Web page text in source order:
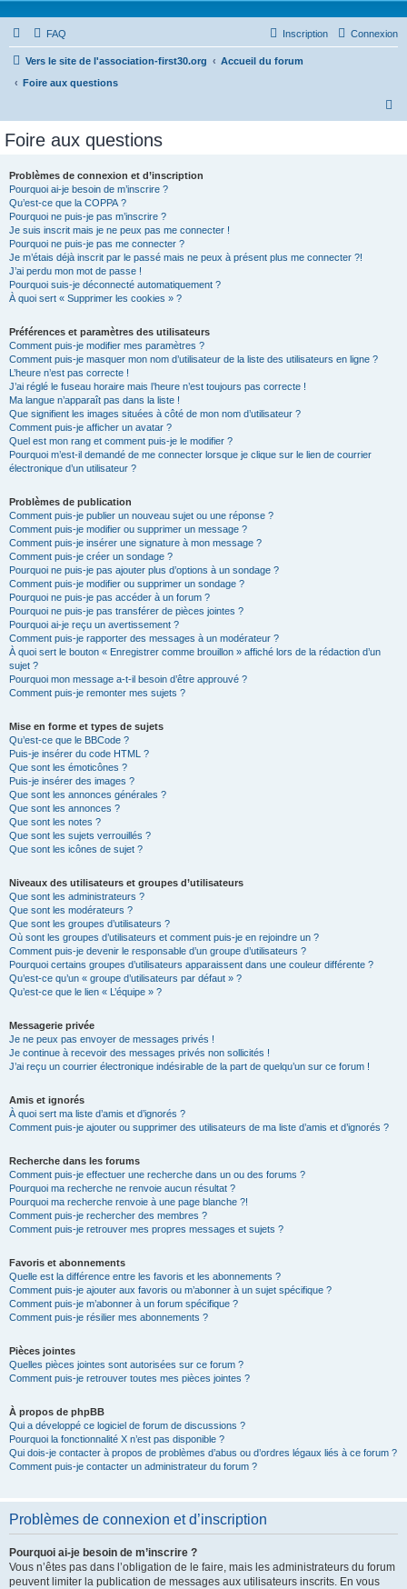
FAQ Connexion
Inscription
Vers le site de l'association-first30.org
Accueil du forum
Foire aux questions
Foire aux questions
Problèmes de connexion et d’inscription
Pourquoi ai-je besoin de m’inscrire ?
Qu’est-ce que la COPPA ?
Pourquoi ne puis-je pas m’inscrire ?
Je suis inscrit mais je ne peux pas me connecter !
Pourquoi ne puis-je pas me connecter ?
Je m’étais déjà inscrit par le passé mais ne peux à présent plus me connecter ?!
J’ai perdu mon mot de passe !
Pourquoi suis-je déconnecté automatiquement ?
À quoi sert « Supprimer les cookies » ?
Préférences et paramètres des utilisateurs
Comment puis-je modifier mes paramètres ?
Comment puis-je masquer mon nom d’utilisateur de la liste des utilisateurs en ligne ?
L’heure n’est pas correcte !
J’ai réglé le fuseau horaire mais l’heure n’est toujours pas correcte !
Ma langue n’apparaît pas dans la liste !
Que signifient les images situées à côté de mon nom d’utilisateur ?
Comment puis-je afficher un avatar ?
Quel est mon rang et comment puis-je le modifier ?
Pourquoi m’est-il demandé de me connecter lorsque je clique sur le lien de courrier
électronique d’un utilisateur ?
Problèmes de publication
Comment puis-je publier un nouveau sujet ou une réponse ?
Comment puis-je modifier ou supprimer un message ?
Comment puis-je insérer une signature à mon message ?
Comment puis-je créer un sondage ?
Pourquoi ne puis-je pas ajouter plus d’options à un sondage ?
Comment puis-je modifier ou supprimer un sondage ?
Pourquoi ne puis-je pas accéder à un forum ?
Pourquoi ne puis-je pas transférer de pièces jointes ?
Pourquoi ai-je reçu un avertissement ?
Comment puis-je rapporter des messages à un modérateur ?
À quoi sert le bouton « Enregistrer comme brouillon » affiché lors de la rédaction d’un
sujet ?
Pourquoi mon message a-t-il besoin d’être approuvé ?
Comment puis-je remonter mes sujets ?
Mise en forme et types de sujets
Qu’est-ce que le BBCode ?
Puis-je insérer du code HTML ?
Que sont les émoticônes ?
Puis-je insérer des images ?
Que sont les annonces générales ?
Que sont les annonces ?
Que sont les notes ?
Que sont les sujets verrouillés ?
Que sont les icônes de sujet ?
Niveaux des utilisateurs et groupes d’utilisateurs
Que sont les administrateurs ?
Que sont les modérateurs ?
Que sont les groupes d’utilisateurs ?
Où sont les groupes d’utilisateurs et comment puis-je en rejoindre un ?
Comment puis-je devenir le responsable d’un groupe d’utilisateurs ?
Pourquoi certains groupes d’utilisateurs apparaissent dans une couleur différente ?
Qu’est-ce qu’un « groupe d’utilisateurs par défaut » ?
Qu’est-ce que le lien « L’équipe » ?
Messagerie privée
Je ne peux pas envoyer de messages privés !
Je continue à recevoir des messages privés non sollicités !
J’ai reçu un courrier électronique indésirable de la part de quelqu’un sur ce forum !
Amis et ignorés
À quoi sert ma liste d’amis et d’ignorés ?
Comment puis-je ajouter ou supprimer des utilisateurs de ma liste d’amis et d’ignorés ?
Recherche dans les forums
Comment puis-je effectuer une recherche dans un ou des forums ?
Pourquoi ma recherche ne renvoie aucun résultat ?
Pourquoi ma recherche renvoie à une page blanche ?!
Comment puis-je rechercher des membres ?
Comment puis-je retrouver mes propres messages et sujets ?
Favoris et abonnements
Quelle est la différence entre les favoris et les abonnements ?
Comment puis-je ajouter aux favoris ou m’abonner à un sujet spécifique ?
Comment puis-je m’abonner à un forum spécifique ?
Comment puis-je résilier mes abonnements ?
Pièces jointes
Quelles pièces jointes sont autorisées sur ce forum ?
Comment puis-je retrouver toutes mes pièces jointes ?
À propos de phpBB
Qui a développé ce logiciel de forum de discussions ?
Pourquoi la fonctionnalité X n’est pas disponible ?
Qui dois-je contacter à propos de problèmes d’abus ou d’ordres légaux liés à ce forum ?
Comment puis-je contacter un administrateur du forum ?
Problèmes de connexion et d’inscription
Pourquoi ai-je besoin de m’inscrire ?
Vous n’êtes pas dans l’obligation de le faire, mais les administrateurs du forum
peuvent limiter la publication de messages aux utilisateurs inscrits. En vous